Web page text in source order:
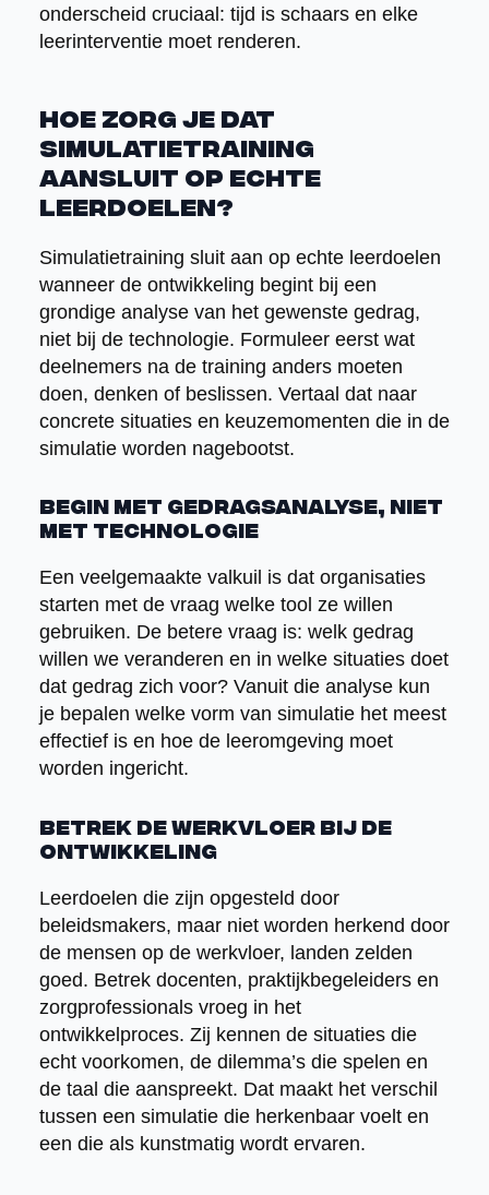
onderscheid cruciaal: tijd is schaars en elke
leerinterventie moet renderen.
Hoe zorg je dat
simulatietraining
aansluit op echte
leerdoelen?
Simulatietraining sluit aan op echte leerdoelen
wanneer de ontwikkeling begint bij een
grondige analyse van het gewenste gedrag,
niet bij de technologie. Formuleer eerst wat
deelnemers na de training anders moeten
doen, denken of beslissen. Vertaal dat naar
concrete situaties en keuzemomenten die in de
simulatie worden nagebootst.
Begin met gedragsanalyse, niet
met technologie
Een veelgemaakte valkuil is dat organisaties
starten met de vraag welke tool ze willen
gebruiken. De betere vraag is: welk gedrag
willen we veranderen en in welke situaties doet
dat gedrag zich voor? Vanuit die analyse kun
je bepalen welke vorm van simulatie het meest
effectief is en hoe de leeromgeving moet
worden ingericht.
Betrek de werkvloer bij de
ontwikkeling
Leerdoelen die zijn opgesteld door
beleidsmakers, maar niet worden herkend door
de mensen op de werkvloer, landen zelden
goed. Betrek docenten, praktijkbegeleiders en
zorgprofessionals vroeg in het
ontwikkelproces. Zij kennen de situaties die
echt voorkomen, de dilemma’s die spelen en
de taal die aanspreekt. Dat maakt het verschil
tussen een simulatie die herkenbaar voelt en
een die als kunstmatig wordt ervaren.